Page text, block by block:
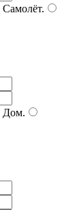
Самолёт.
Дом.